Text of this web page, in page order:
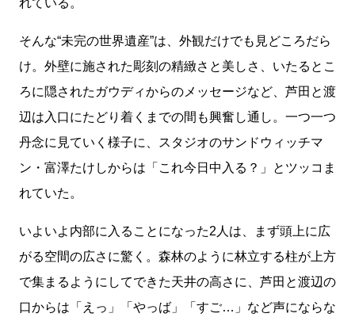
そんな“未完の世界遺産”は、外観だけでも見どころだら
け。外壁に施された彫刻の精緻さと美しさ、いたるとこ
ろに隠されたガウディからのメッセージなど、芦田と渡
辺は入口にたどり着くまでの間も興奮し通し。一つ一つ
丹念に見ていく様子に、スタジオのサンドウィッチマ
ン・富澤たけしからは「これ今日中入る？」とツッコま
れていた。
いよいよ内部に入ることになった2人は、まず頭上に広
がる空間の広さに驚く。森林のように林立する柱が上方
で集まるようにしてできた天井の高さに、芦田と渡辺の
口からは「えっ」「やっば」「すご…」など声にならな